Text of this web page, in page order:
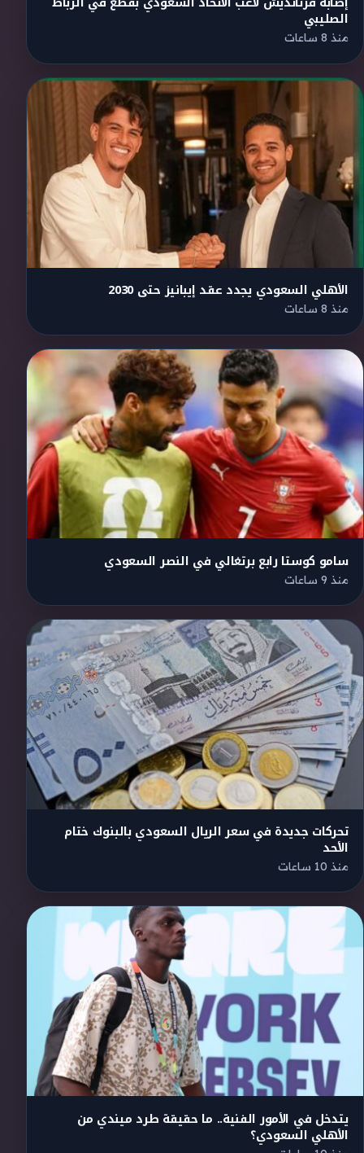
الصليبي
منذ 8 ساعات
الأهلي السعودي يجدد عقد إيبانيز حتى 2030
منذ 8 ساعات
سامو كوستا رابع برتغالي في النصر السعودي
منذ 9 ساعات
تحركات جديدة في سعر الريال السعودي بالبنوك ختام
الأحد
منذ 10 ساعات
يتدخل في الأمور الفنية.. ما حقيقة طرد ميندي من
الأهلي السعودي؟